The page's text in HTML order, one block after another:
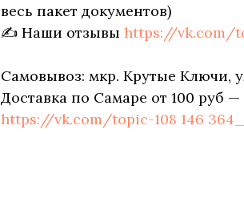
весь пакет документов)
✍ Наши отзывы https://vk.com/
Самовывоз: мкр. Крутые Ключи,
Доставка по Самаре от 100 руб
https://vk.com/topic-108 146